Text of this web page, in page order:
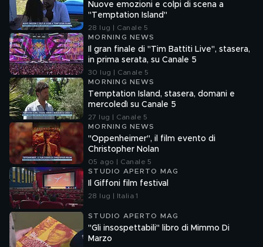
Nuove emozioni e colpi di scena a
"Temptation Island"
28 lug | Canale 5
MORNING NEWS
Il gran finale di "Tim Battiti Live", stasera,
in prima serata, su Canale 5
30 lug | Canale 5
MORNING NEWS
Temptation Island, stasera, domani e
mercoledì su Canale 5
27 lug | Canale 5
MORNING NEWS
"Oppenheimer", il film evento di
Christopher Nolan
05 ago | Canale 5
STUDIO APERTO MAG
Il Giffoni film festival
28 lug | Italia 1
STUDIO APERTO MAG
"Gli insospettabili" libro di Mimmo Di
Marzo